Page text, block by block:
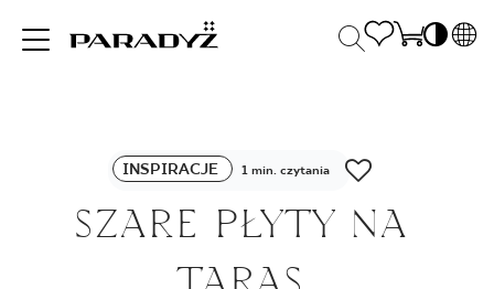
INSPIRACJE
PRODUKTY
INSPIRACJE 1 min. czytania
SZARE PŁYTY NA